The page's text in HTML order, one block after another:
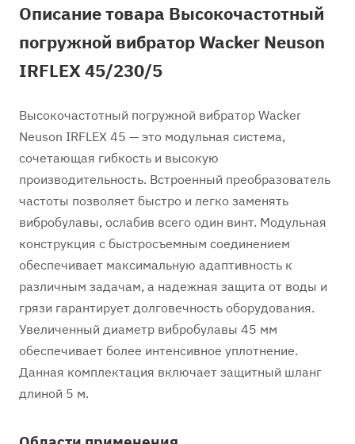
Описание товара Высокочастотный
погружной вибратор Wacker Neuson
IRFLEX 45/230/5
Высокочастотный погружной вибратор Wacker
Neuson IRFLEX 45 — это модульная система,
сочетающая гибкость и высокую
производительность. Встроенный преобразователь
частоты позволяет быстро и легко заменять
вибробулавы, ослабив всего один винт. Модульная
конструкция с быстросъемным соединением
обеспечивает максимальную адаптивность к
различным задачам, а надежная защита от воды и
грязи гарантирует долговечность оборудования.
Увеличенный диаметр вибробулавы 45 мм
обеспечивает более интенсивное уплотнение.
Данная комплектация включает защитный шланг
длиной 5 м.